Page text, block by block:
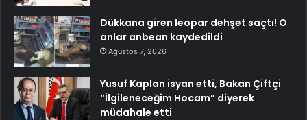
Dükkana giren leopar dehşet saçtı! O
anlar anbean kaydedildi
Ağustos 7, 2026
Yusuf Kaplan isyan etti, Bakan Çiftçi
“İlgileneceğim Hocam” diyerek
müdahale etti